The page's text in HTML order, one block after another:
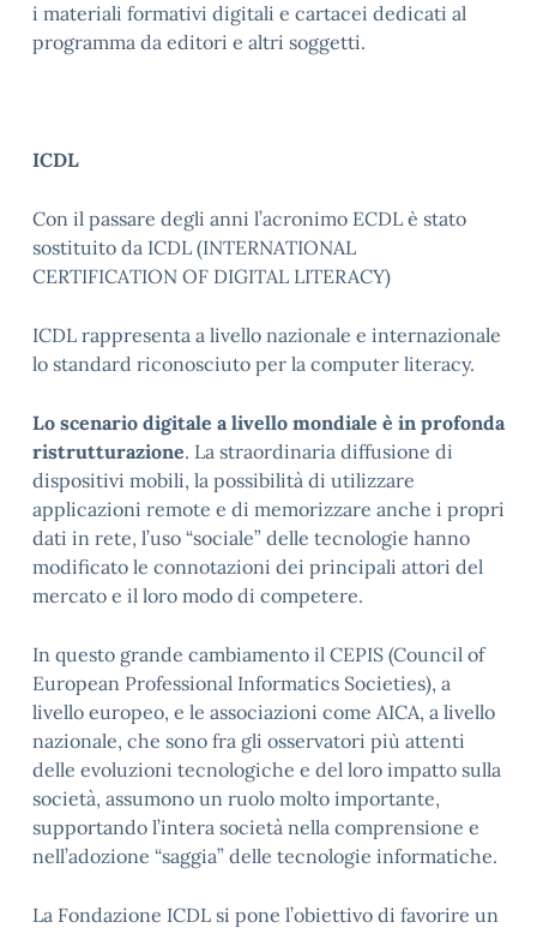
i materiali formativi digitali e cartacei dedicati al
programma da editori e altri soggetti.
ICDL
Con il passare degli anni l’acronimo ECDL è stato
sostituito da ICDL (INTERNATIONAL
CERTIFICATION OF DIGITAL LITERACY)
ICDL rappresenta a livello nazionale e internazionale
lo standard riconosciuto per la computer literacy.
Lo scenario digitale a livello mondiale è in profonda
ristrutturazione. La straordinaria diffusione di
dispositivi mobili, la possibilità di utilizzare
applicazioni remote e di memorizzare anche i propri
dati in rete, l’uso “sociale” delle tecnologie hanno
modificato le connotazioni dei principali attori del
mercato e il loro modo di competere.
In questo grande cambiamento il CEPIS (Council of
European Professional Informatics Societies), a
livello europeo, e le associazioni come AICA, a livello
nazionale, che sono fra gli osservatori più attenti
delle evoluzioni tecnologiche e del loro impatto sulla
società, assumono un ruolo molto importante,
supportando l’intera società nella comprensione e
nell’adozione “saggia” delle tecnologie informatiche.
La Fondazione ICDL si pone l’obiettivo di favorire un